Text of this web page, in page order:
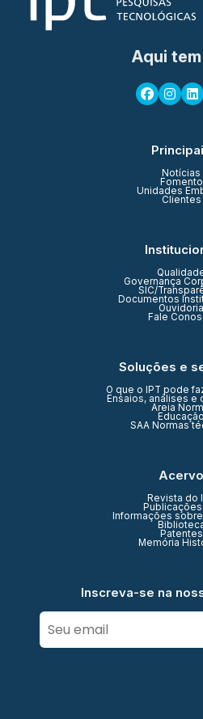
Aqui
Notícias
Fomento
Unidades
Clientes
Governança
SIC/
Documentos
Ouvidoria
Fale
Soluções e
O que o IPT pode
Ensaios, análises e
Areia
Educação
SAA Normas
Acervo
Revista do
Publicações
Informações
Patentes
Memória
Inscreva-se na